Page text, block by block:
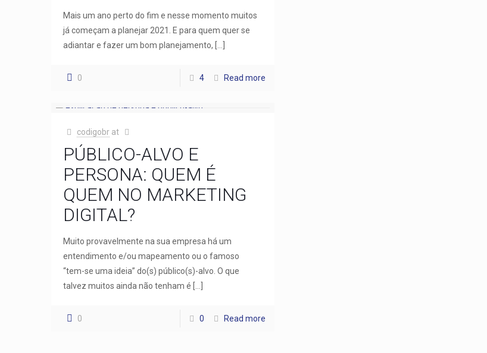
Mais um ano perto do fim e nesse momento muitos
já começam a planejar 2021. E para quem quer se
adiantar e fazer um bom planejamento,
0 4 Read more
codigobr at
PÚBLICO-ALVO E
PERSONA: QUEM É
QUEM NO MARKETING
DIGITAL?
Muito provavelmente na sua empresa há um
entendimento e/ou mapeamento ou o famoso
“tem-se uma ideia” do(s) público(s)-alvo. O que
talvez muitos ainda não tenham é
0 0 Read more